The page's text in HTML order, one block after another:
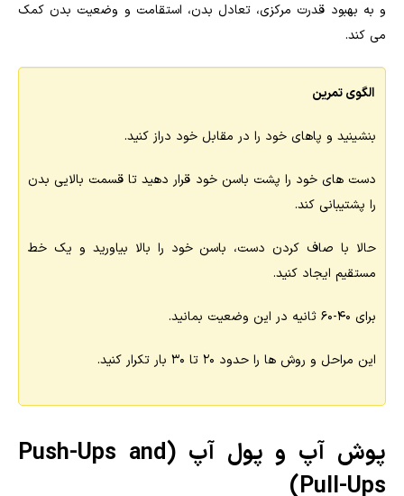
و به بهبود قدرت مرکزی، تعادل بدن، استقامت و وضعیت بدن کمک
می کند.
الگوی تمرین
بنشینید و پاهای خود را در مقابل خود دراز کنید.
دست های خود را پشت باسن خود قرار دهید تا قسمت بالایی بدن
را پشتیبانی کند.
حالا با صاف کردن دست، باسن خود را بالا بیاورید و یک خط
مستقیم ایجاد کنید.
برای 40-60 ثانیه در این وضعیت بمانید.
این مراحل و روش ها را حدود 20 تا 30 بار تکرار کنید.
پوش آپ و پول آپ (Push-Ups and
Pull-Ups)